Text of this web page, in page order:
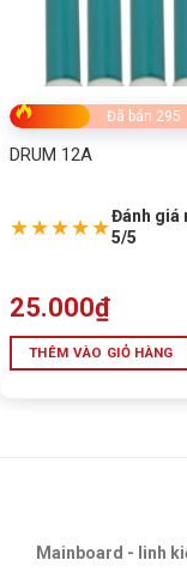
Đã bán 295
DRUM 12A
★★★★★Đánh giá
5/5
25.000₫
THÊM VÀO GIỎ HÀNG
Mainboard - linh